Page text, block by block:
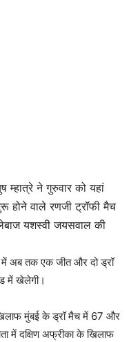
म्हात्रे ने गुरुवार को यहां
होने वाले रणजी ट्रॉफी मैच
यशस्वी जयसवाल की
अब तक एक जीत और दो ड्रॉ
में खेलेगी।
मुंबई के ड्रॉ मैच में 67 और
में दक्षिण अफ्रीका के खिलाफ